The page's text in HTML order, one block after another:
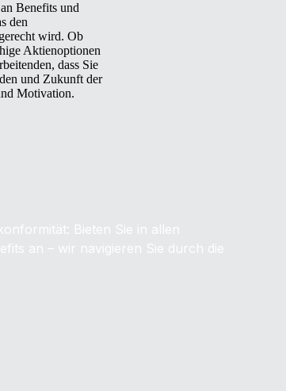
Benefits und
den
wird. Ob
Aktienoptionen
dass Sie
und Zukunft der
Motivation.
Bieten Sie in allen
an – wir navigieren Sie durch die